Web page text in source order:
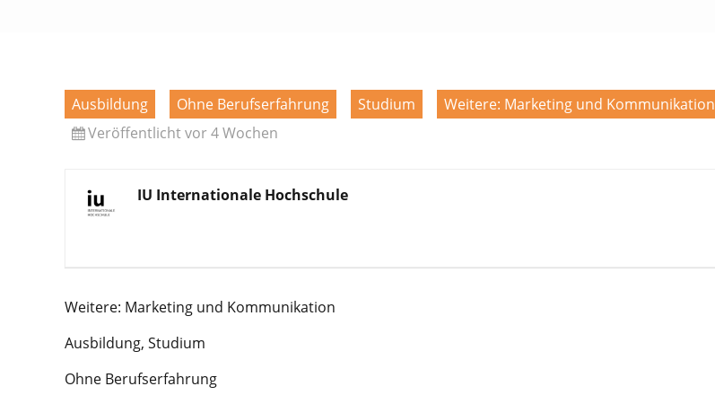
Ausbildung Ohne Berufserfahrung Studium Weitere: Marketing und Kommunikation
Veröffentlicht vor 4 Wochen
IU Internationale Hochschule
Weitere: Marketing und Kommunikation
Ausbildung, Studium
Ohne Berufserfahrung